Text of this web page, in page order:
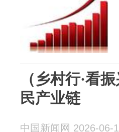
（乡村行·看
民产业链
中国新闻网 2026-06-